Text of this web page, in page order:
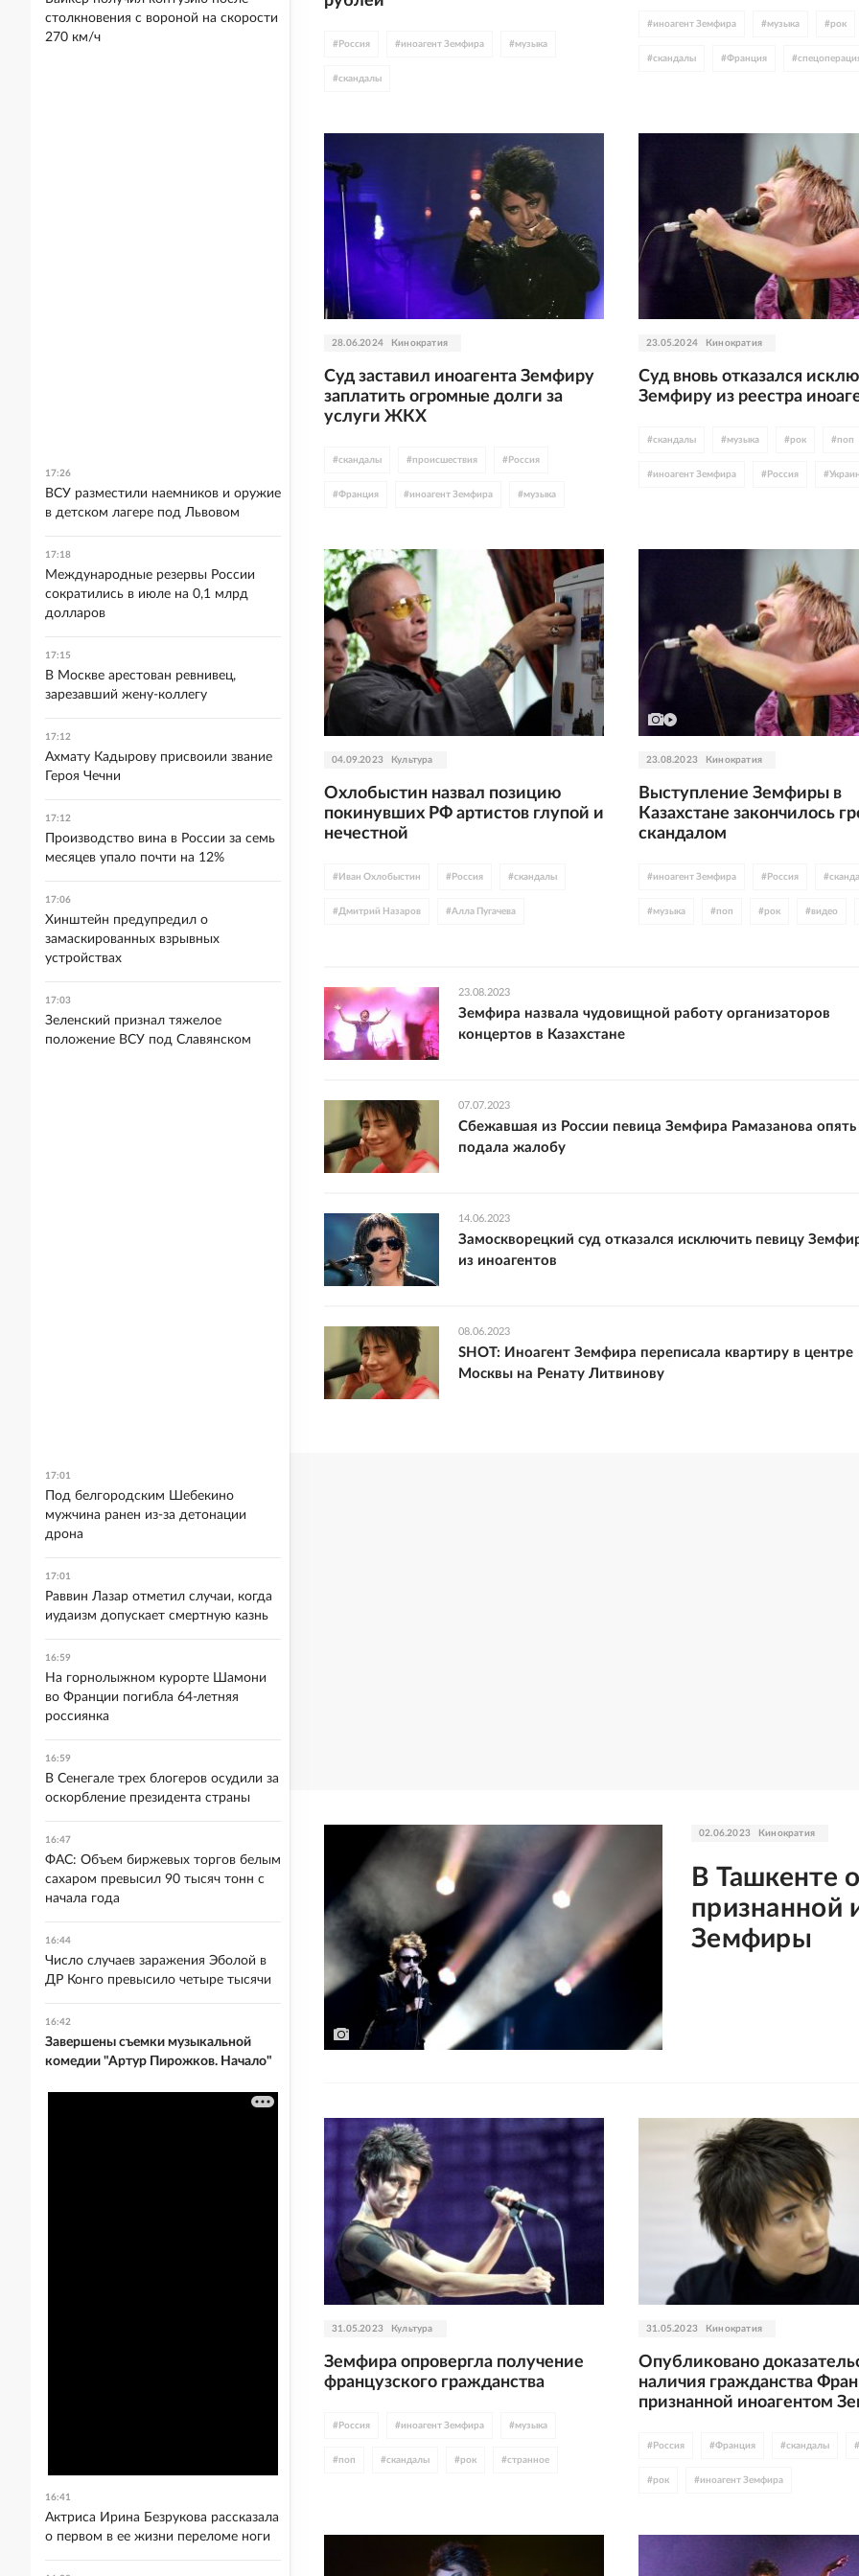
# Россия #иноагент Земфира #музыка
#скандалы
#иноагент Земфира #музыка #рок
#скандалы #Франция #
28.06.2024 Кинократия
Суд заставил иноагента Земфиру
заплатить огромные долги за
услуги ЖКХ
#скандалы #происшествия # Россия
#Франция #иноагент Земфира #музыка
23.05.2024 Кинократия
Суд вновь отказался
Земфиру из реестра
#скандалы #музыка #рок #поп
#иноагент Земфира # Россия #
04.09.2023 Культура
Охлобыстин назвал позицию
покинувших РФ артистов глупой и
нечестной
# Иван Охлобыстин # Россия #скандалы
# Дмитрий Назаров #Алла Пугачева
23.08.2023 Кинократия
Выступление Земфиры в
Казахстане закончилось
скандалом
#иноагент Земфира # Россия #
#музыка #поп #рок #видео
23.08.2023
Земфира назвала чудовищной работу организаторов
концертов в Казахстане
07.07.2023
Сбежавшая из России певица Земфира Рамазанова опять
подала жалобу
14.06.2023
Замоскворецкий суд отказался исключить певицу
из иноагентов
08.06.2023
SHOT: Иноагент Земфира переписала квартиру в центре
Москвы на Ренату Литвинову
02.06.2023 Кинократия
В Ташкенте
признанной
Земфиры
31.05.2023 Культура
Земфира опровергла получение
французского гражданства
# Россия #иноагент Земфира #музыка
#поп #скандалы #рок #странное
31.05.2023 Кинократия
Опубликовано
наличия гражданства
признанной иноагентом
# Россия #Франция #скандалы #
#рок #иноагент Земфира
столкновения с вороной на скорости
270 км/ч
17:26
ВСУ разместили наемников и оружие
в детском лагере под Львовом
17:18
Международные резервы России
сократились в июле на 0,1 млрд
долларов
17:15
В Москве арестован ревнивец,
зарезавший жену-коллегу
17:12
Ахмату Кадырову присвоили звание
Героя Чечни
17:12
Производство вина в России за семь
месяцев упало почти на 12%
17:06
Хинштейн предупредил о
замаскированных взрывных
устройствах
17:03
Зеленский признал тяжелое
положение ВСУ под Славянском
17:01
Под белгородским Шебекино
мужчина ранен из-за детонации
дрона
17:01
Раввин Лазар отметил случаи, когда
иудаизм допускает смертную казнь
16:59
На горнолыжном курорте Шамони
во Франции погибла 64-летняя
россиянка
16:59
В Сенегале трех блогеров осудили за
оскорбление президента страны
16:47
ФАС: Объем биржевых торгов белым
сахаром превысил 90 тысяч тонн с
начала года
16:44
Число случаев заражения Эболой в
ДР Конго превысило четыре тысячи
16:42
Завершены съемки музыкальной
комедии "Артур Пирожков. Начало"
16:41
Актриса Ирина Безрукова рассказала
о первом в ее жизни переломе ноги